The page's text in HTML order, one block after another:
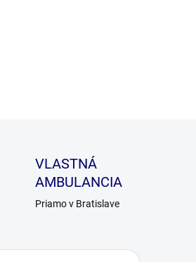
VLASTNÁ
AMBULANCIA
Priamo v Bratislave